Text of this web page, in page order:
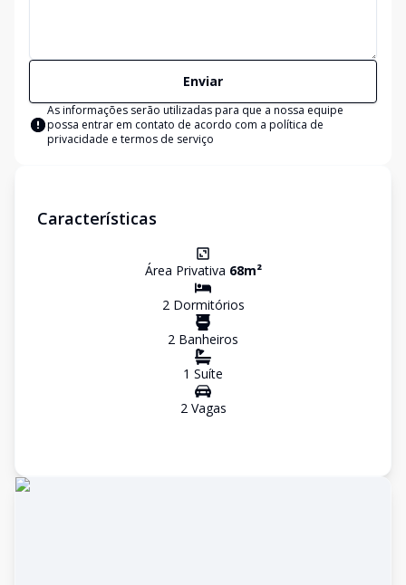
Enviar
As informações serão utilizadas para que a nossa equipe
possa entrar em contato de acordo com a política de
privacidade e termos de serviço
Características
Área Privativa 68m²
2Dormitórios
2 Banheiros
1 Suíte
2Vagas